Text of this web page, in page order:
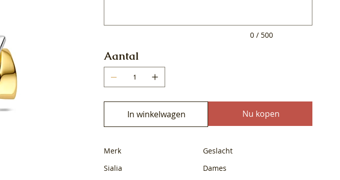
0 / 500
Aantal
In winkelwagen Nu kopen
Merk
Sialia
Geslacht
Dames